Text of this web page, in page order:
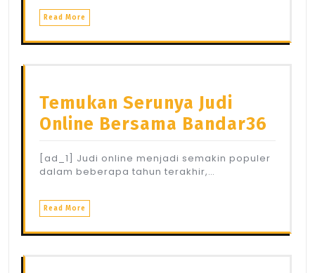
Read More
Temukan Serunya Judi
Online Bersama Bandar36
[ad_1] Judi online menjadi semakin populer
dalam beberapa tahun terakhir,…
Read More